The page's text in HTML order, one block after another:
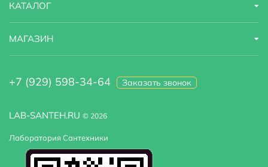
Стилистика дизайна
Высота излива 22.9
LAB-SANTEH.RU © 2026
Лаборатория Сантехники
КАТАЛОГ
МАГАЗИН
+7 (929) 598-34-64 Заказать звонок